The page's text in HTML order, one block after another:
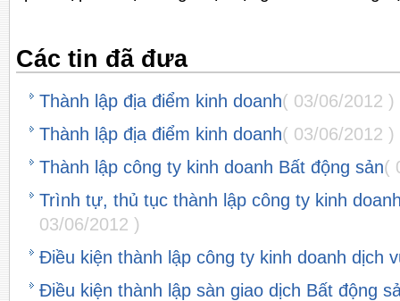
Các tin đã đưa
Thành lập địa điểm kinh doanh( 03/06/2012 )
Thành lập địa điểm kinh doanh( 03/06/2012 )
Thành lập công ty kinh doanh Bất động sản(
Trình tự, thủ tục thành lập công ty kinh
03/06/2012 )
Điều kiện thành lập công ty kinh doanh dịch
Điều kiện thành lập sàn giao dịch Bất động